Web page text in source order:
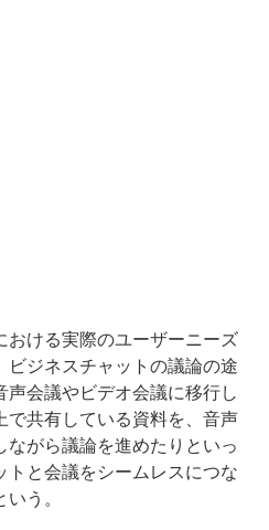
ける実際のユーザーニーズ
ビジネスチャットの議論の途
声会議やビデオ会議に移行し
で共有している資料を、音声
ながら議論を進めたりといっ
トと会議をシームレスにつな
う。